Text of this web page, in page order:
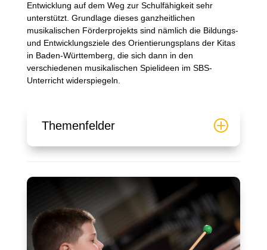
Entwicklung auf dem Weg zur Schulfähigkeit sehr
unterstützt. Grundlage dieses ganzheitlichen
musikalischen Förderprojekts sind nämlich die Bildungs-
und Entwicklungsziele des Orientierungsplans der Kitas
in Baden-Württemberg, die sich dann in den
verschiedenen musikalischen Spielideen im SBS-
Unterricht widerspiegeln.
Themenfelder